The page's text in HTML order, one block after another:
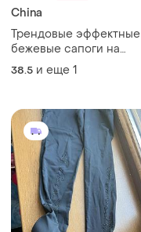
China
Трендовые эффектные
бежевые сапоги на
массивной подошве 39
размер
38.5 и еще 1